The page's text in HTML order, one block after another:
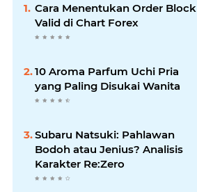
Cara Menentukan Order Block
Valid di Chart Forex
10 Aroma Parfum Uchi Pria
yang Paling Disukai Wanita
Subaru Natsuki: Pahlawan
Bodoh atau Jenius? Analisis
Karakter Re:Zero